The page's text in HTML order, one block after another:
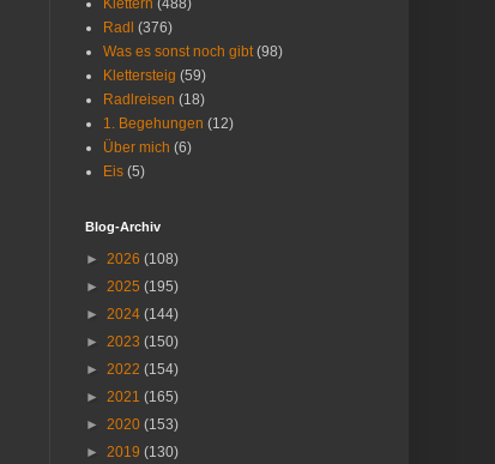
Klettern (488)
Radl (376)
Was es sonst noch gibt (98)
Klettersteig (59)
Radlreisen (18)
1. Begehungen (12)
Über mich (6)
Eis (5)
Blog-Archiv
► 2026 (108)
► 2025 (195)
► 2024 (144)
► 2023 (150)
► 2022 (154)
► 2021 (165)
► 2020 (153)
► 2019 (130)